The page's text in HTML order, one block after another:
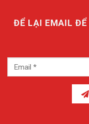
ĐỂ LẠI EMAIL